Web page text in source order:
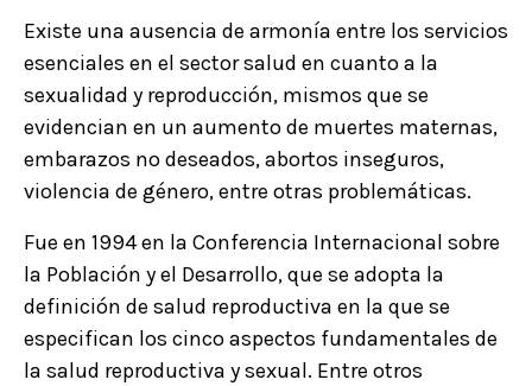
Existe una ausencia de armonía entre los servicios
esenciales en el sector salud en cuanto a la
sexualidad y reproducción, mismos que se
evidencian en un aumento de muertes maternas,
embarazos no deseados, abortos inseguros,
violencia de género, entre otras problemáticas.
Fue en 1994 en la Conferencia Internacional sobre
la Población y el Desarrollo, que se adopta la
definición de salud reproductiva en la que se
especifican los cinco aspectos fundamentales de
la salud reproductiva y sexual. Entre otros